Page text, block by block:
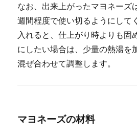
なお、出来上がったマヨネーズ
週間程度で使い切るようにして
入れると、仕上がり時よりも固
にしたい場合は、少量の熱湯を
混ぜ合わせて調整します。
マヨネーズの材料